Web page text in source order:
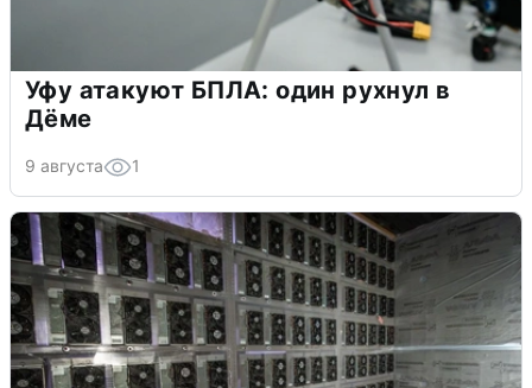
Уфу атакуют БПЛА: один рухнул в
Дёме
9 августа 1